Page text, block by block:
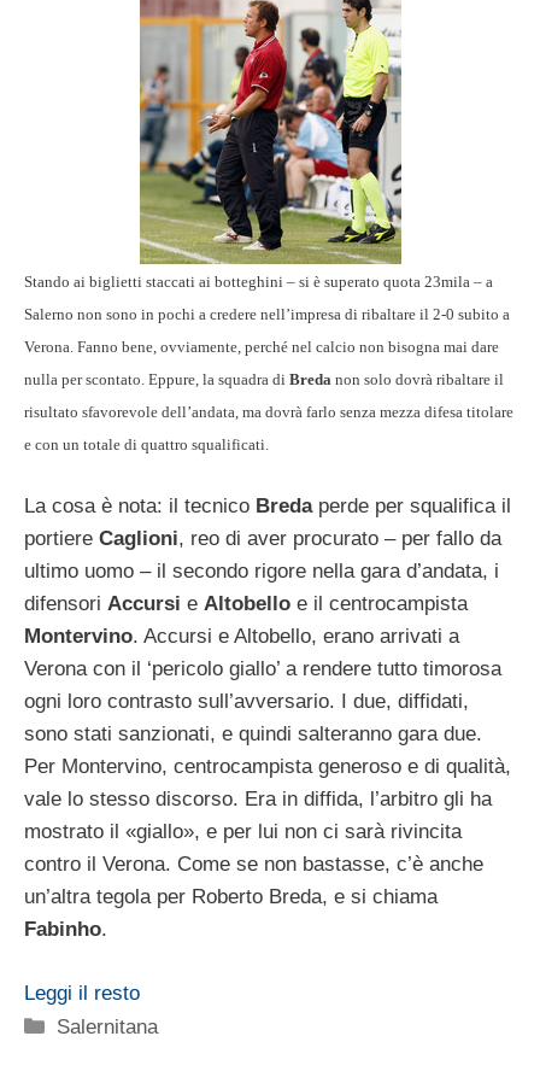
Stando ai biglietti staccati ai botteghini – si è superato quota 23mila – a
Salerno non sono in pochi a credere nell’impresa di ribaltare il 2-0 subito a
Verona. Fanno bene, ovviamente, perché nel calcio non bisogna mai dare
nulla per scontato. Eppure, la squadra di Breda non solo dovrà ribaltare il
risultato sfavorevole dell’andata, ma dovrà farlo senza mezza difesa titolare
e con un totale di quattro squalificati.
La cosa è nota: il tecnico Breda perde per squalifica il
portiere Caglioni, reo di aver procurato – per fallo da
ultimo uomo – il secondo rigore nella gara d’andata, i
difensori Accursi e Altobello e il centrocampista
Montervino. Accursi e Altobello, erano arrivati a
Verona con il ‘pericolo giallo’ a rendere tutto timorosa
ogni loro contrasto sull’avversario. I due, diffidati,
sono stati sanzionati, e quindi salteranno gara due.
Per Montervino, centrocampista generoso e di qualità,
vale lo stesso discorso. Era in diffida, l’arbitro gli ha
mostrato il «giallo», e per lui non ci sarà rivincita
contro il Verona. Come se non bastasse, c’è anche
un’altra tegola per Roberto Breda, e si chiama
Fabinho.
Leggi il resto
Categorie
Salernitana